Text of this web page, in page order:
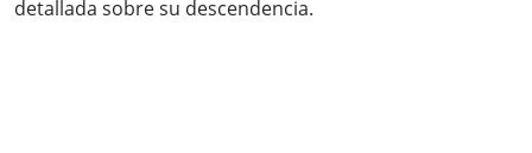
detallada sobre su descendencia.